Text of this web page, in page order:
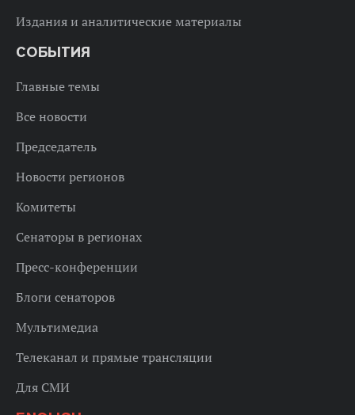
Издания и аналитические материалы
СОБЫТИЯ
Главные темы
Все новости
Председатель
Новости регионов
Комитеты
Сенаторы в регионах
Пресс-конференции
Блоги сенаторов
Мультимедиа
Телеканал и прямые трансляции
Для СМИ